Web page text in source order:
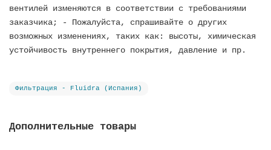
вентилей изменяются в соответствии с требованиями
заказчика; - Пожалуйста, спрашивайте о других
возможных изменениях, таких как: высоты, химическая
устойчивость внутреннего покрытия, давление и пр.
Фильтрация - Fluidra (Испания)
Дополнительные товары